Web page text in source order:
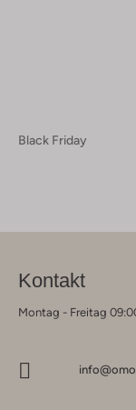
Black Friday
Kontakt
Montag - Freitag